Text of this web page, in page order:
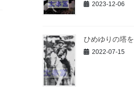
2023-12-06
ひめゆりの塔
2022-07-15